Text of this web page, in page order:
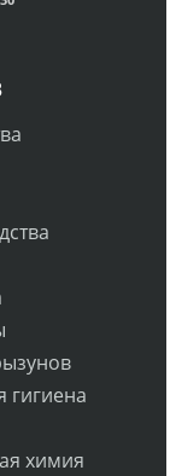
гигиена
химия